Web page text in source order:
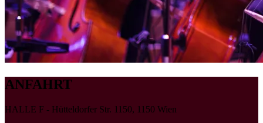
ANFAHRT
HALLE F - Hütteldorfer Str. 1150, 1150 Wien